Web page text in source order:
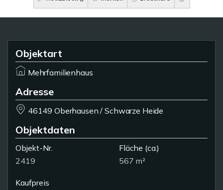
Objektart
Mehrfamilienhaus
Adresse
46149 Oberhausen / Schwarze Heide
Objektdaten
Objekt-Nr.
2419
Fläche (ca.)
567 m²
Kaufpreis